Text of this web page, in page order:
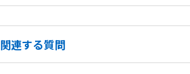
関連する質問